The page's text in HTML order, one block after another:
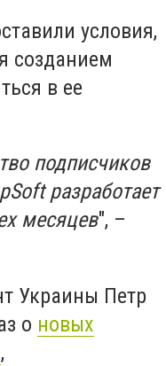
условия,
созданием
в ее
подписчиков
разработает
месяцев", –
Украины Петр
о новых
,